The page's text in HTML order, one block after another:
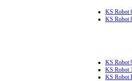
KS Robot
KS Robot
KS Robot
KS Robot
KS Robot